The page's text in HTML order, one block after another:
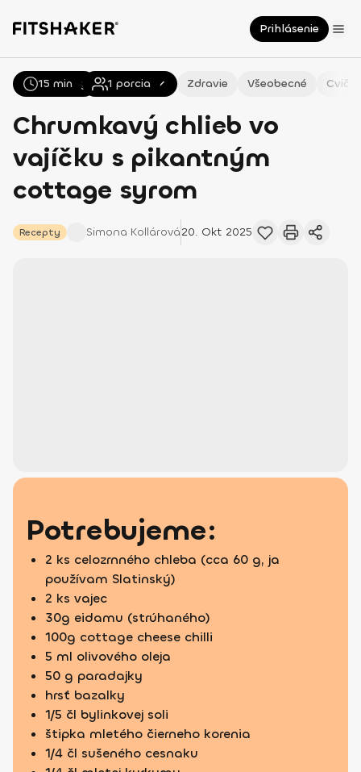
Prihlásenie
Všetky Recepty Zdravie Všeobecné
Chrumkavý chlieb vo
vajíčku s pikantným
cottage syrom
Recepty Simona Kollárová20. Okt 2025
15 min 1 porcia
Potrebujeme:
2 ks celozrnného chleba (cca 60 g, ja
používam Slatinský)
2 ks vajec
30g eidamu (strúhaného)
100g cottage cheese chilli
5 ml olivového oleja
50 g paradajky
hrsť bazalky
1/5 čl bylinkovej soli
štipka mletého čierneho korenia
1/4 čl sušeného cesnaku